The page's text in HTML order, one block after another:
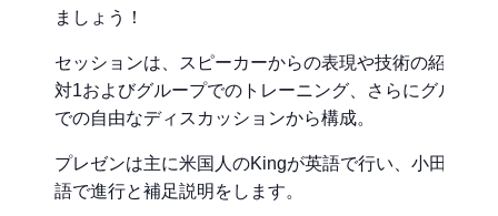
ましょう！
セッションは、スピーカーからの表現や技術の紹介、1
対1およびグループでのトレーニング、さらにグループ
での自由なディスカッションから構成。
プレゼンは主に米国人のKingが英語で行い、小田が日
語で進行と補足説明をします。